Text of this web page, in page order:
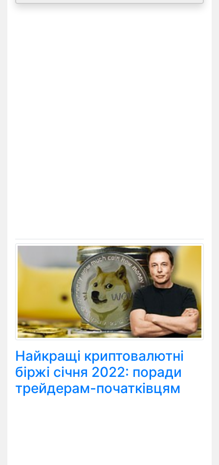
Найкращі криптовалютні
біржі січня 2022: поради
трейдерам-початківцям